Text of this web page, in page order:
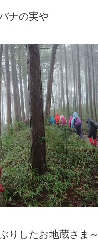
ナの実や
りしたお地蔵さま～